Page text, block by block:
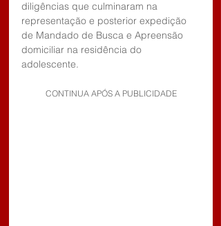
diligências que culminaram na
representação e posterior expedição
de Mandado de Busca e Apreensão
domiciliar na residência do
adolescente.
CONTINUA APÓS A PUBLICIDADE